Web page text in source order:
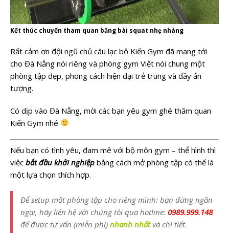
Kết thúc chuyến tham quan bằng bài squat nhẹ nhàng
Rất cảm ơn đội ngũ chủ câu lạc bộ Kiến Gym đã mang tới
cho Đà Nẵng nói riêng và phòng gym Việt nói chung một
phòng tập đẹp, phong cách hiện đại trẻ trung và đầy ấn
tượng.
Có dịp vào Đà Nẵng, mời các bạn yêu gym ghé thăm quan
Kiến Gym nhé
Nếu bạn có tình yêu, đam mê với bộ môn gym – thể hình thì
việc bắt đầu khởi nghiệp bằng cách mở phòng tập có thể là
một lựa chọn thích hợp.
Để setup một phòng tập cho riêng mình: bạn đừng ngần
ngại, hãy liên hệ với chúng tôi qua hotline: 0989.999.148
để được tư vấn (miễn phí) nhanh nhấtvà chi tiết.